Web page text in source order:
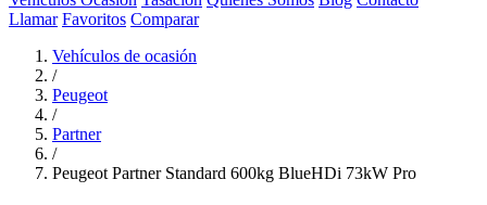
Llamar Favoritos Comparar
Vehículos de ocasión
/
Peugeot
/
Partner
/
Peugeot Partner Standard 600kg BlueHDi 73kW Pro